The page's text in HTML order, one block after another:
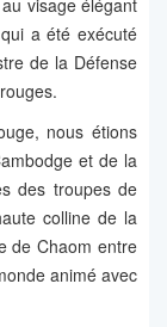
visage élégant
a été exécuté
de la Défense
nous étions
et de la
des troupes de
colline de la
de Chaom entre
animé avec